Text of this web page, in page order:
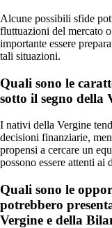
Alcune possibili sfide
fluttuazioni del mercato
importante essere
tali situazioni.
Quali sono le
sotto il segno della
I nativi della Vergine
decisioni finanziarie,
propensi a cercare un
possono essere attenti ai
Quali sono le
potrebbero
Vergine e della